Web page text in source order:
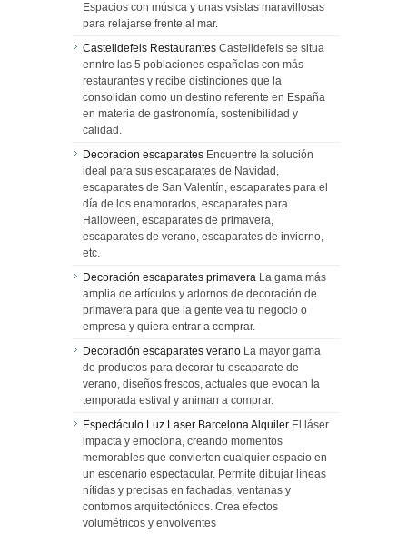
Espacios con música y unas vsistas maravillosas
para relajarse frente al mar.
Castelldefels Restaurantes Castelldefels se situa
enntre las 5 poblaciones españolas con más
restaurantes y recibe distinciones que la
consolidan como un destino referente en España
en materia de gastronomía, sostenibilidad y
calidad.
Decoracion escaparates Encuentre la solución
ideal para sus escaparates de Navidad,
escaparates de San Valentín, escaparates para el
día de los enamorados, escaparates para
Halloween, escaparates de primavera,
escaparates de verano, escaparates de invierno,
etc.
Decoración escaparates primavera La gama más
amplia de artículos y adornos de decoración de
primavera para que la gente vea tu negocio o
empresa y quiera entrar a comprar.
Decoración escaparates verano La mayor gama
de productos para decorar tu escaparate de
verano, diseños frescos, actuales que evocan la
temporada estival y animan a comprar.
Espectáculo Luz Laser Barcelona Alquiler El láser
impacta y emociona, creando momentos
memorables que convierten cualquier espacio en
un escenario espectacular. Permite dibujar líneas
nítidas y precisas en fachadas, ventanas y
contornos arquitectónicos. Crea efectos
volumétricos y envolventes